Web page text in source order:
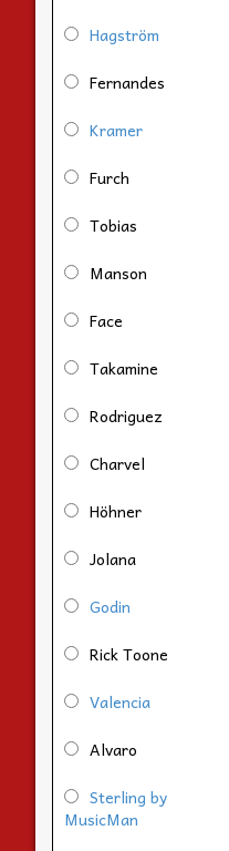
Hagström
Fernandes
Kramer
Furch
Tobias
Manson
Face
Takamine
Rodriguez
Charvel
Höhner
Jolana
Godin
Rick Toone
Valencia
Alvaro
Sterling by
MusicMan